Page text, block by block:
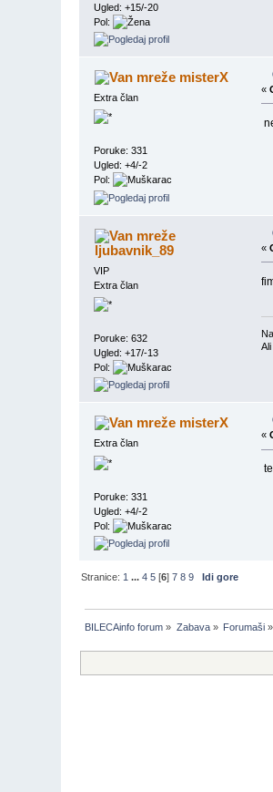
Ugled: +15/-20
Pol:
misterX
Extra član
Poruke: 331
Ugled: +4/-2
Pol:
«
ljubavnik_89
VIP
Extra član
Poruke: 632
Ugled: +17/-13
Pol:
«
misterX
Extra član
Poruke: 331
Ugled: +4/-2
Pol:
«
Stranice: 1 ...4 5 [6]7 8 9
Idi gore
BILECAinfo forum » Zabava» Forumaši »